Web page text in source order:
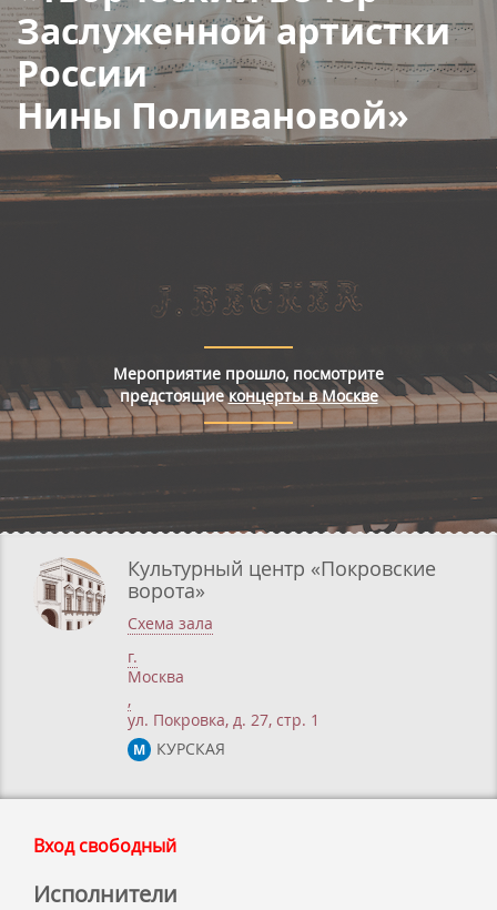
Правила покупки билетов
Заслуженной артистки
России
Нины Поливановой»
Культурный центр «Покровские
ворота»
Схема зала
г.
Москва
,
ул. Покровка, д. 27, стр. 1
М КУРСКАЯ
Мероприятие прошло, посмотрите
предстоящиеконцерты в Москве
Вход свободный
Исполнители